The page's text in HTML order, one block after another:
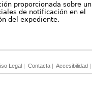
proporcionada sobre un
de notificación en el
del expediente.
Legal | Contacta | Accesibilidad |